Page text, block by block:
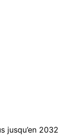
jusqu’en 2032